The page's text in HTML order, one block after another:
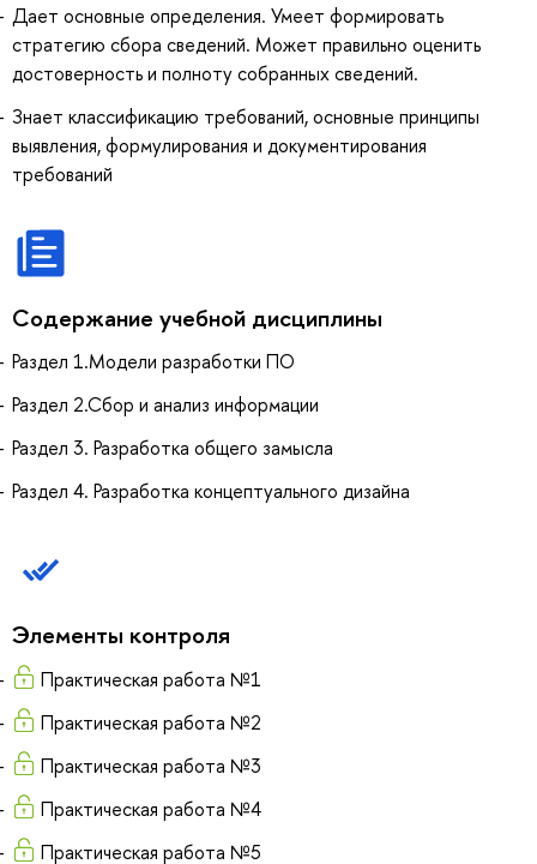
Дает основные определения. Умеет формировать
стратегию сбора сведений. Может правильно оценить
достоверность и полноту собранных сведений.
Знает классификацию требований, основные принципы
выявления, формулирования и документирования
требований
Содержание учебной дисциплины
Раздел 1.Модели разработки ПО
Раздел 2.Сбор и анализ информации
Раздел 3. Разработка общего замысла
Раздел 4. Разработка концептуального дизайна
Элементы контроля
Практическая работа №1
Практическая работа №2
Практическая работа №3
Практическая работа №4
Практическая работа №5